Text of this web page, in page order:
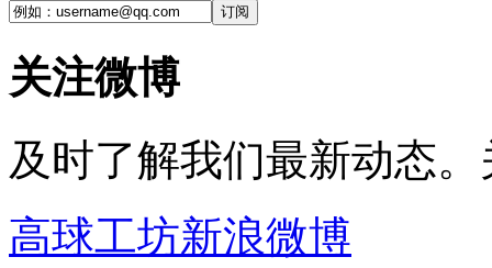
订阅
关注微博
及时了解我们最新动态
高球工坊新浪微博